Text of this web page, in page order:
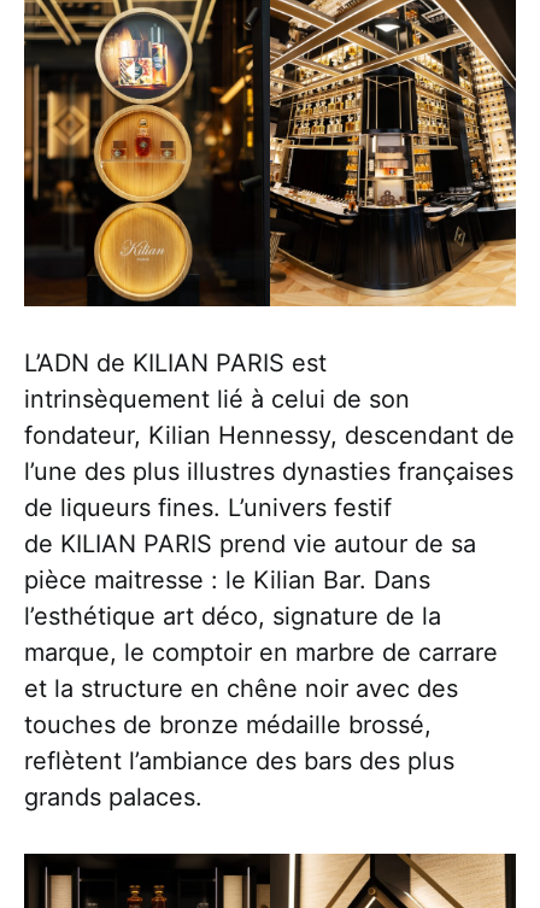
L’ADN de KILIAN PARIS est
intrinsèquement lié à celui de son
fondateur, Kilian Hennessy, descendant de
l’une des plus illustres dynasties françaises
de liqueurs fines. L’univers festif
de KILIAN PARIS prend vie autour de sa
pièce maitresse : le Kilian Bar. Dans
l’esthétique art déco, signature de la
marque, le comptoir en marbre de carrare
et la structure en chêne noir avec des
touches de bronze médaille brossé,
reflètent l’ambiance des bars des plus
grands palaces.